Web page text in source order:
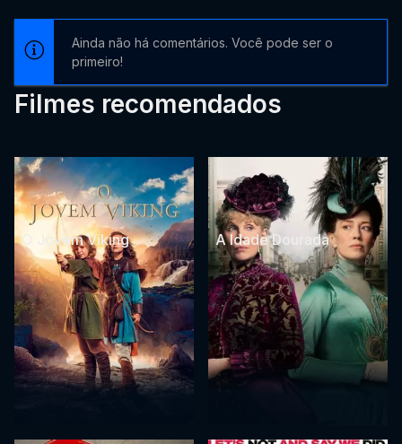
Ainda não há comentários. Você pode ser o
primeiro!
Filmes recomendados
O Jovem Viking A Idade Dourada